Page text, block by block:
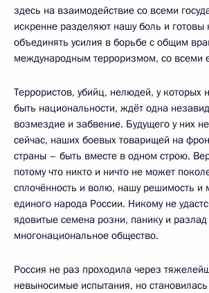
здесь на взаимодействие со всеми
искренне разделяют нашу боль и готовы
объединять усилия в борьбе с общим
международным терроризмом, со всеми
Террористов, убийц, нелюдей, у которых
быть национальности, ждёт одна
возмездие и забвение. Будущего у них
сейчас, наших боевых товарищей на
страны – быть вместе в одном строю.
потому что никто и ничто не может
сплочённость и волю, нашу решимость и
единого народа России. Никому не
ядовитые семена розни, панику и
многонациональное общество.
Россия не раз проходила через
невыносимые испытания, но